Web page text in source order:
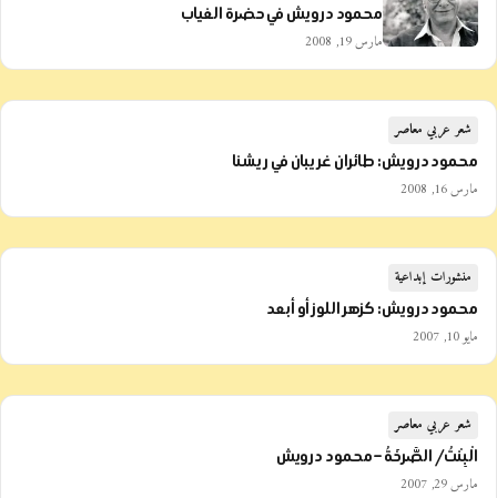
محمود درويش في حضرة الغياب
مارس 19, 2008
شعر عربي معاصر
محمود درويش: طائران غريبان في ريشنا
مارس 16, 2008
منشورات إبداعية
محمود درويش: كزهر اللوز أو أبعد
مايو 10, 2007
شعر عربي معاصر
الْبِنْتُ/ الصَّرخَةُ – محمود درويش
مارس 29, 2007